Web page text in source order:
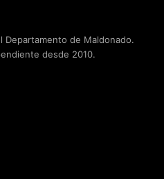
Departamento de Maldonado.
desde 2010.